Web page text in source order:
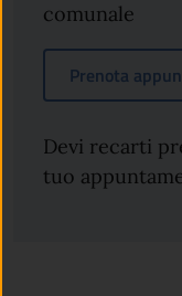
comunale
Prenota
Devi recarti
tuo